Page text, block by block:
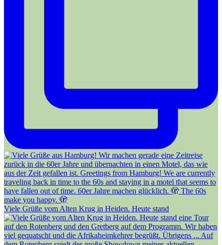
Viele Grüße vom Alten Krug in Heiden. Heute stand